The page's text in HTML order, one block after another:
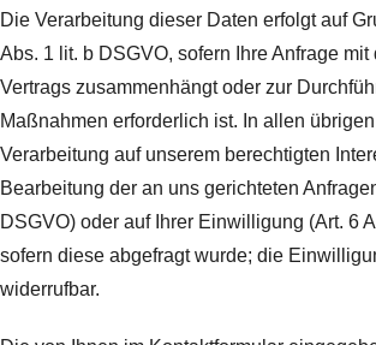
Die Verarbeitung dieser Daten erfolgt auf
Abs. 1 lit. b DSGVO, sofern Ihre Anfrage
Vertrags zusammenhängt oder zur
Maßnahmen erforderlich ist. In allen
Verarbeitung auf unserem berechtigten
Bearbeitung der an uns gerichteten
DSGVO) oder auf Ihrer Einwilligung (Art. 6
sofern diese abgefragt wurde; die
widerrufbar.